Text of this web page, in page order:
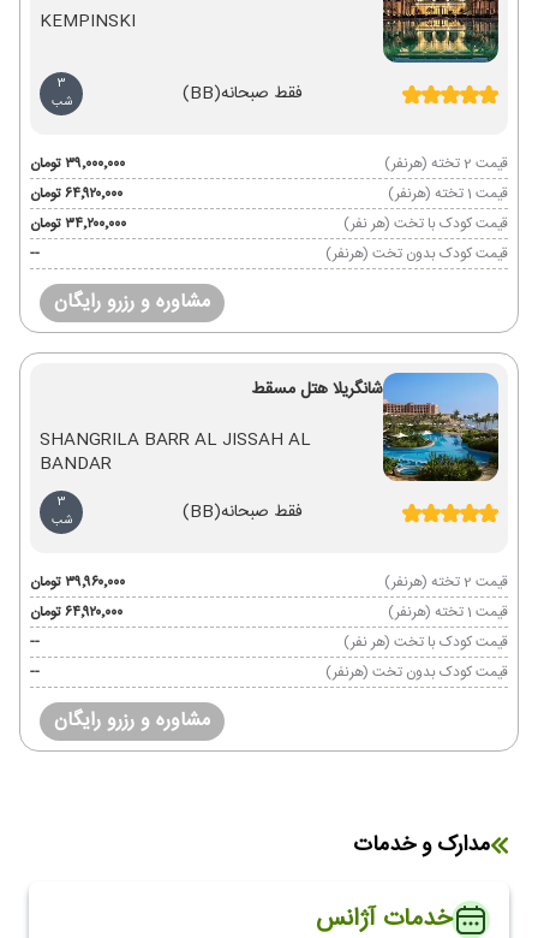
KEMPINSKI
فقط صبحانه(BB)
3
شب
قیمت 2 تخته (هرنفر)
۳۹٬۰۰۰٬۰۰۰ تومان
قیمت 1 تخته (هرنفر)
۶۴٬۹۲۰٬۰۰۰ تومان
قیمت کودک با تخت (هر نفر)
۳۴٬۲۰۰٬۰۰۰ تومان
قیمت کودک بدون تخت (هرنفر)
--
مشاوره و رزرو رایگان
شانگریلا هتل مسقط
SHANGRILA BARR AL JISSAH AL
BANDAR
فقط صبحانه(BB)
3
شب
قیمت 2 تخته (هرنفر)
۳۹٬۹۶۰٬۰۰۰ تومان
قیمت 1 تخته (هرنفر)
۶۴٬۹۲۰٬۰۰۰ تومان
قیمت کودک با تخت (هر نفر)
--
قیمت کودک بدون تخت (هرنفر)
--
مشاوره و رزرو رایگان
مدارک و خدمات
خدمات آژانس